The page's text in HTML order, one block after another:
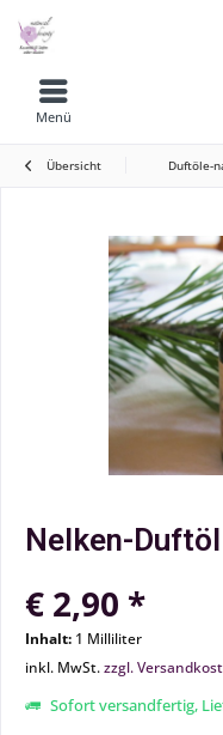
Menü
Übersicht Duftöle-
Nelken-
€ 2,90 *
Inhalt: 1 Milliliter
inkl. MwSt.zzgl.
Sofort versandfertig,